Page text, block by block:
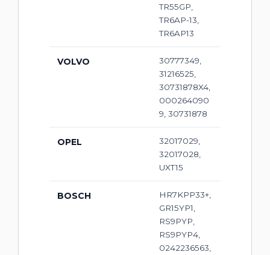
TR55GP,
TR6AP-13,
TR6AP13
VOLVO
30777349,
31216525,
30731878X4,
000264090
9, 30731878
OPEL
32017029,
32017028,
UXT15
BOSCH
HR7KPP33+,
GR15YP1,
RS9PYP,
RS9PYP4,
0242236563,